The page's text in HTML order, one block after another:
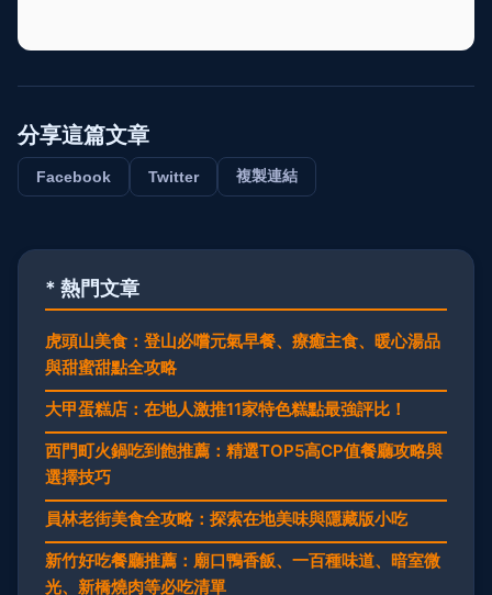
分享這篇文章
Facebook Twitter 複製連結
* 熱門文章
虎頭山美食：登山必嚐元氣早餐、療癒主食、暖心湯品
與甜蜜甜點全攻略
大甲蛋糕店：在地人激推11家特色糕點最強評比！
西門町火鍋吃到飽推薦：精選TOP5高CP值餐廳攻略與
選擇技巧
員林老街美食全攻略：探索在地美味與隱藏版小吃
新竹好吃餐廳推薦：廟口鴨香飯、一百種味道、暗室微
光、新橋燒肉等必吃清單